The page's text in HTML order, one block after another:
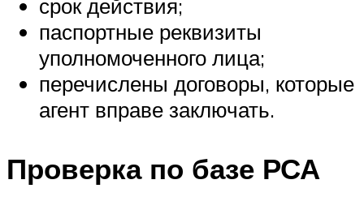
срок действия;
паспортные реквизиты
уполномоченного лица;
перечислены договоры, которые
агент вправе заключать.
Проверка по базе РСА